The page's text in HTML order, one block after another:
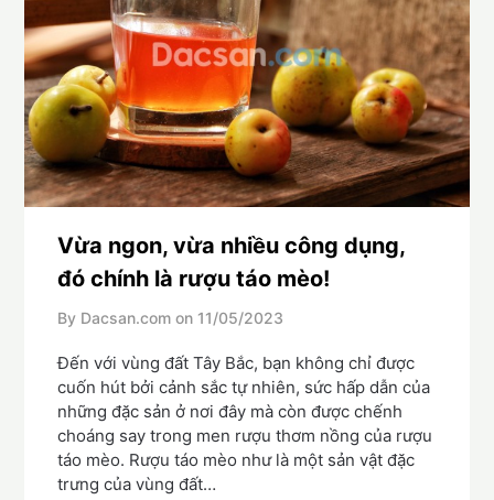
Vừa ngon, vừa nhiều công dụng,
đó chính là rượu táo mèo!
By Dacsan.com on 11/05/2023
Đến với vùng đất Tây Bắc, bạn không chỉ được
cuốn hút bởi cảnh sắc tự nhiên, sức hấp dẫn của
những đặc sản ở nơi đây mà còn được chếnh
choáng say trong men rượu thơm nồng của rượu
táo mèo. Rượu táo mèo như là một sản vật đặc
trưng của vùng đất…